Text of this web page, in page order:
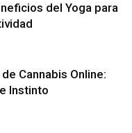
del Yoga para
Cannabis Online:
Instinto